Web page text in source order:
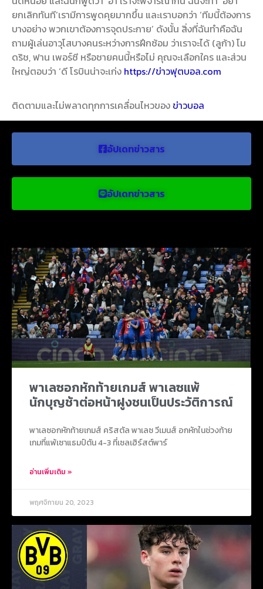
ยกเลิกทันที’เรามีการพูดคุยมากขึ้น และเราบอกว่า ‘ทีมนี้ต้องการ
บางอย่าง พวกเขาต้องการจุดประกาย’ ดังนั้น สิ่งที่ฉันทำคือฉัน
ถามผู้เล่นอาวุโสบางคนระหว่างการฝึกซ้อม ว่าเราจะได้ (ลูก้า) โม
ดริช, ฟาน เพอร์ซี หรือชายคนนี้หรือไม่ คุณจะเลือกใคร และส่วน
ใหญ่ตอบว่า ‘ดี โรบินน่าจะเก่ง https://ข่าวฟุตบอล.com
ติดตามและไม่พลาดทุกการเคลื่อนไหวของ ข่าวบอล
อัปเดทข่าวสาร
อัปเดทข่าวสาร
พาเลซอกหักท้ายเกมส์ พาเลซแพ้
นักบุญช้าต่อหน้าฝูงชนเป็นประวัติการณ์
พาเลซอกหักท้ายเกมส์ คริสตัล พาเลซ วีเมนส์ อกหักในช่วงท้าย
เกมที่แพ้เซาแธมป์ตัน 4-3 ที่เซลเฮิร์สต์พาร์
อ่านเพิ่มเติม »
พฤศจิกายน 20, 2023